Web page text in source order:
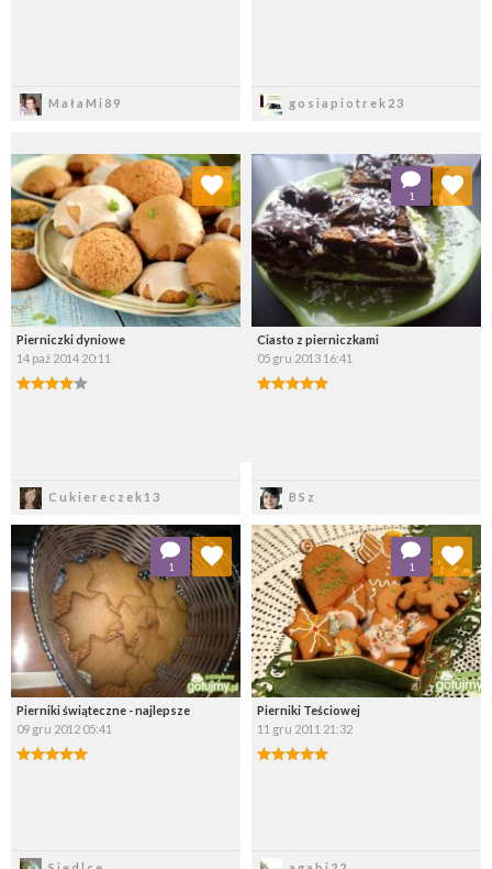
MałaMi89 gosiapiotrek23
Pierniczki dyniowe
14 paź 2014 20:11
Cukiereczek13
Dodaj do ulubionych
Wybierz listę:
Ciasto z pierniczkami
05 gru 2013 16:41
BSz
1
Dodaj do ulubionych
Wybierz listę:
Pierniki świąteczne - najlepsze
09 gru 2012 05:41
1
Dodaj do ulubionych
Wybierz listę:
Pierniki Teściowej
11 gru 2011 21:32
1
Dodaj do ulubionych
Wybierz listę: